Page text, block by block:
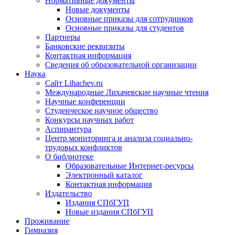
Новые документы
Основные приказы для сотрудников
Основные приказы для студентов
Партнеры
Банковские реквизиты
Контактная информация
Сведения об образовательной организации
Наука
Сайт Lihachev.ru
Международные Лихачевские научные чтения
Научные конференции
Студенческое научное общество
Конкурсы научных работ
Аспирантура
Центр мониторинга и анализа социально-
трудовых конфликтов
О библиотеке
Образовательные Интернет-ресурсы
Электронный каталог
Контактная информация
Издательство
Издания СПбГУП
Новые издания СПбГУП
Проживание
Гимназия